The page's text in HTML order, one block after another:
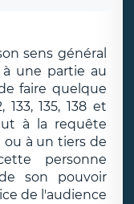
sens général
une partie au
faire quelque
135, 138 et
à la requête
à un tiers de
personne
son pouvoir
de l'audience